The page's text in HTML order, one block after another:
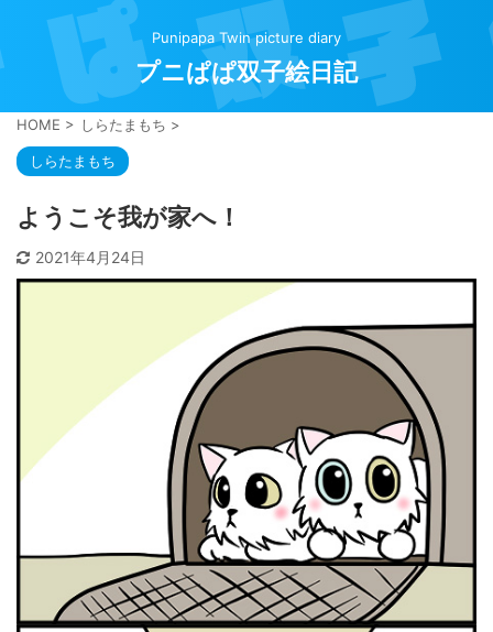
Punipapa Twin picture diary
プニぱぱ双子絵日記
HOME > しらたまもち >
しらたまもち
ようこそ我が家へ！
2021年4月24日